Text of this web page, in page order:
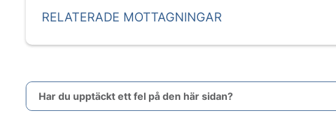
RELATERADE MOTTAGNINGAR
Har du upptäckt ett fel på den här sidan?